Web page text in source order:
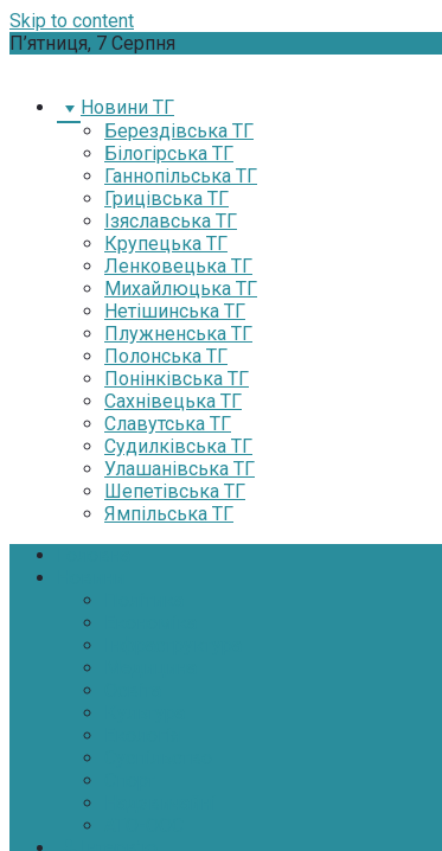
Skip to content
П’ятниця, 7 Серпня
Новини ТГ
Берездівська ТГ
Білогірська ТГ
Ганнопільська ТГ
Грицівська ТГ
Ізяславська ТГ
Крупецька ТГ
Ленковецька ТГ
Михайлюцька ТГ
Нетішинська ТГ
Плужненська ТГ
Полонська ТГ
Понінківська ТГ
Сахнівецька ТГ
Славутська ТГ
Судилківська ТГ
Улашанівська ТГ
Шепетівська ТГ
Ямпільська ТГ